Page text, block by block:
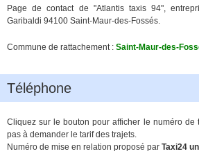
Page de contact de "Atlantis taxis 94",
Garibaldi 94100 Saint-Maur-des-Fossés.
Commune de rattachement : Saint-Maur-des-
Téléphone
Cliquez sur le bouton pour afficher le numéro de
pas à demander le tarif des trajets.
Numéro de mise en relation proposé par Taxi24